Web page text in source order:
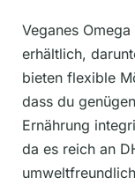
Veganes
erhältlich,
bieten flexible
dass du
Ernährung
da es reich an